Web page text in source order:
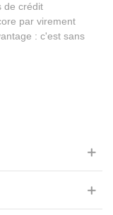
de crédit
par virement
: c'est sans